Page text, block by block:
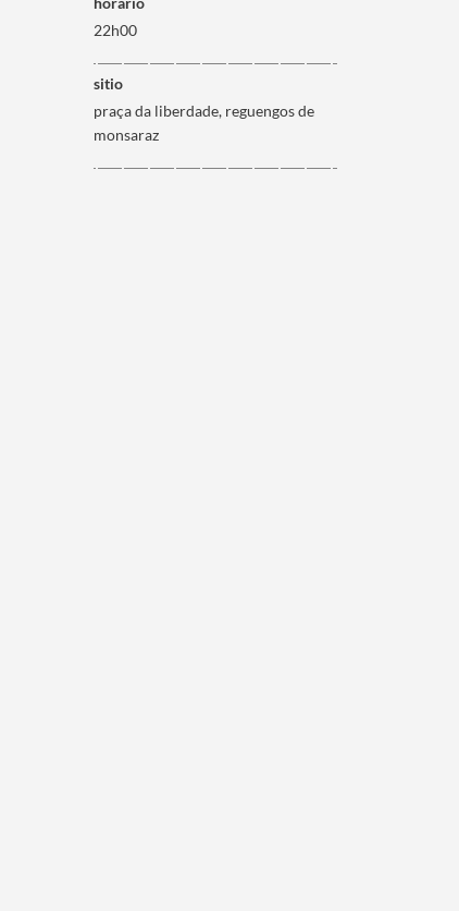
22h00
sitio
praça da liberdade, reguengos de
monsaraz